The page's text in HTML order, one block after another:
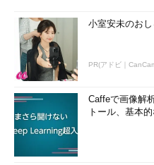
小室安未のお
PR(アドビ｜
Caffeで画像解
トール、基本